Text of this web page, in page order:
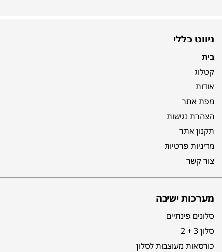
ניווט כללי
בית
קטלוג
אודות
מפת אתר
הצהרת נגישות
תקנון אתר
מדיניות פרטיות
צור קשר
מערכות ישיבה
סלונים פינתיים
סלון 3 + 2
כורסאות מעוצבות לסלון